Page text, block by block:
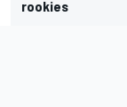
rookies